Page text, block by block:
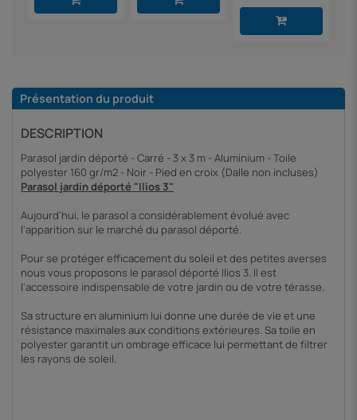
Présentation du produit
DESCRIPTION
Parasol jardin déporté - Carré - 3 x 3 m - Aluminium - Toile
polyester 160 gr/m2 - Noir - Pied en croix (Dalle non incluses)
Parasol jardin déporté "Ilios 3"
Aujourd'hui, le parasol a considérablement évolué avec
l'apparition sur le marché du parasol déporté.
Pour se protéger efficacement du soleil et des petites averses
nous vous proposons le parasol déporté Ilios 3. Il est
l'accessoire indispensable de votre jardin ou de votre térasse.
Sa structure en aluminium lui donne une durée de vie et une
résistance maximales aux conditions extérieures. Sa toile en
polyester garantit un ombrage efficace lui permettant de filtrer
les rayons de soleil.